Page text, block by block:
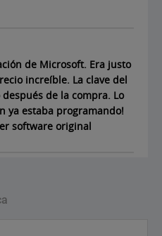
de Microsoft. Era justo
increíble. La clave del
de la compra. Lo
ya estaba programando!
software original